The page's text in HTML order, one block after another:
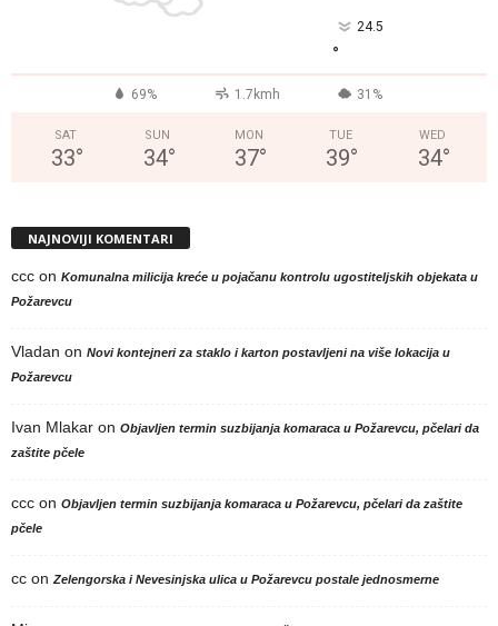
24.5
°
69% 1.7kmh 31%
SAT
33°
SUN
34°
MON
37°
TUE
39°
WED
34°
NAJNOVIJI KOMENTARI
ccc on Komunalna milicija kreće u pojačanu kontrolu ugostiteljskih objekata u
Požarevcu
Vladan on Novi kontejneri za staklo i karton postavljeni na više lokacija u
Požarevcu
Ivan Mlakar on Objavljen termin suzbijanja komaraca u Požarevcu, pčelari da
zaštite pčele
ccc on Objavljen termin suzbijanja komaraca u Požarevcu, pčelari da zaštite
pčele
cc on Zelengorska i Nevesinjska ulica u Požarevcu postale jednosmerne